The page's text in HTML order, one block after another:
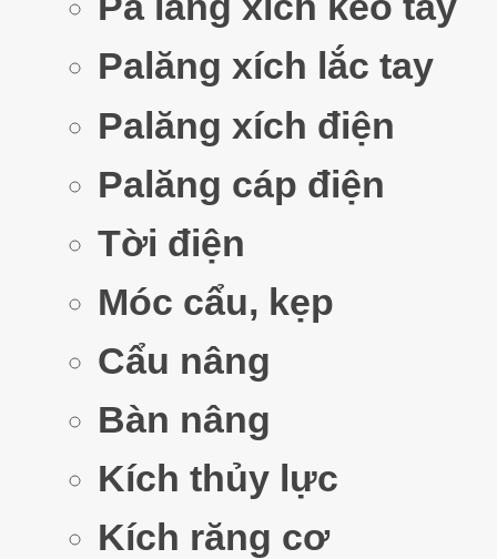
Palăng xích lắc tay
Palăng xích điện
Palăng cáp điện
Tời điện
Móc cẩu, kẹp
Cẩu nâng
Bàn nâng
Kích thủy lực
Kích răng cơ